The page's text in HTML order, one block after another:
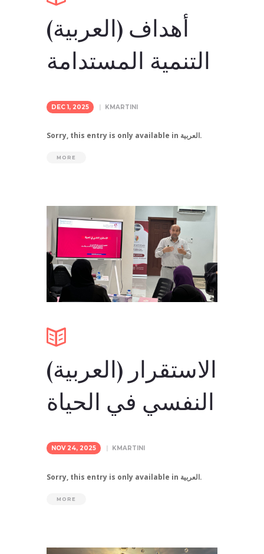
(العربية) أهداف
التنمية المستدامة
DEC 1, 2025 KMARTINI
Sorry, this entry is only available in العربية.
MORE
(العربية) الاستقرار
النفسي في الحياة
NOV 24, 2025 KMARTINI
Sorry, this entry is only available in العربية.
MORE